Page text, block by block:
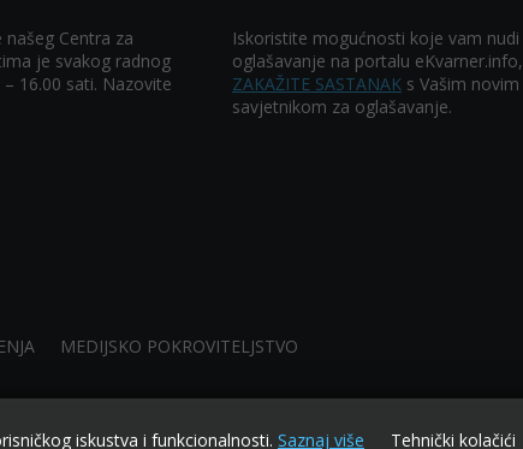
našeg Centra za
je svakog radnog
16.00 sati. Nazovite
Iskoristite mogućnosti koje vam nudi
oglašavanje na portalu eKvarner.info,
ZAKAŽITE SASTANAK s Vašim novim
savjetnikom za oglašavanje.
MEDIJSKO POKROVITELJSTVO
iskustva i funkcionalnosti. Saznaj više Tehnički kolačići